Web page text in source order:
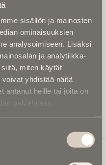
sisällön ja mainosten
ominaisuuksien
analysoimiseen. Lisäksi
ja analytiikka-
miten käytät
yhdistää näitä
antanut heille tai joita on
palvelujaan.
niin saat kaksi kertaa
ja varmistat,
huomaamatta.
mihinkään.
johon haluat uutiskirjeen